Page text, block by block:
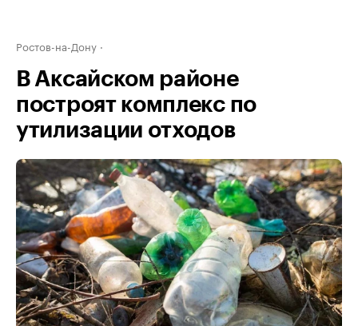
Ростов-на-Дону
В Аксайском районе
построят комплекс по
утилизации отходов